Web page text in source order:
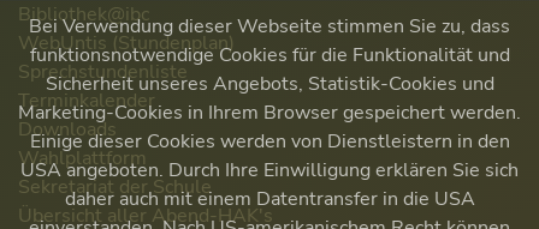
Bibliothek@ibc
WebUntis (Stundenplan)
Sprechstundenliste
Terminkalender
Downloads
Wahlplattform
Sekretariat der Schule
Übersicht aller Abend-HAK's
Bei Verwendung dieser Webseite stimmen Sie zu, dass
funktionsnotwendige Cookies für die Funktionalität und
Sicherheit unseres Angebots, Statistik-Cookies und
Marketing-Cookies in Ihrem Browser gespeichert werden.
Einige dieser Cookies werden von Dienstleistern in den
USA angeboten. Durch Ihre Einwilligung erklären Sie sich
daher auch mit einem Datentransfer in die USA